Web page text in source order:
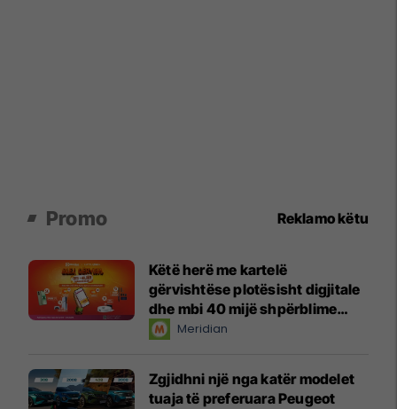
Promo Reklamo këtu
Këtë herë me kartelë
gërvishtëse plotësisht digjitale
dhe mbi 40 mijë shpërblime
instant!Meridian
Zgjidhni një nga katër modelet
tuaja të preferuara Peugeot